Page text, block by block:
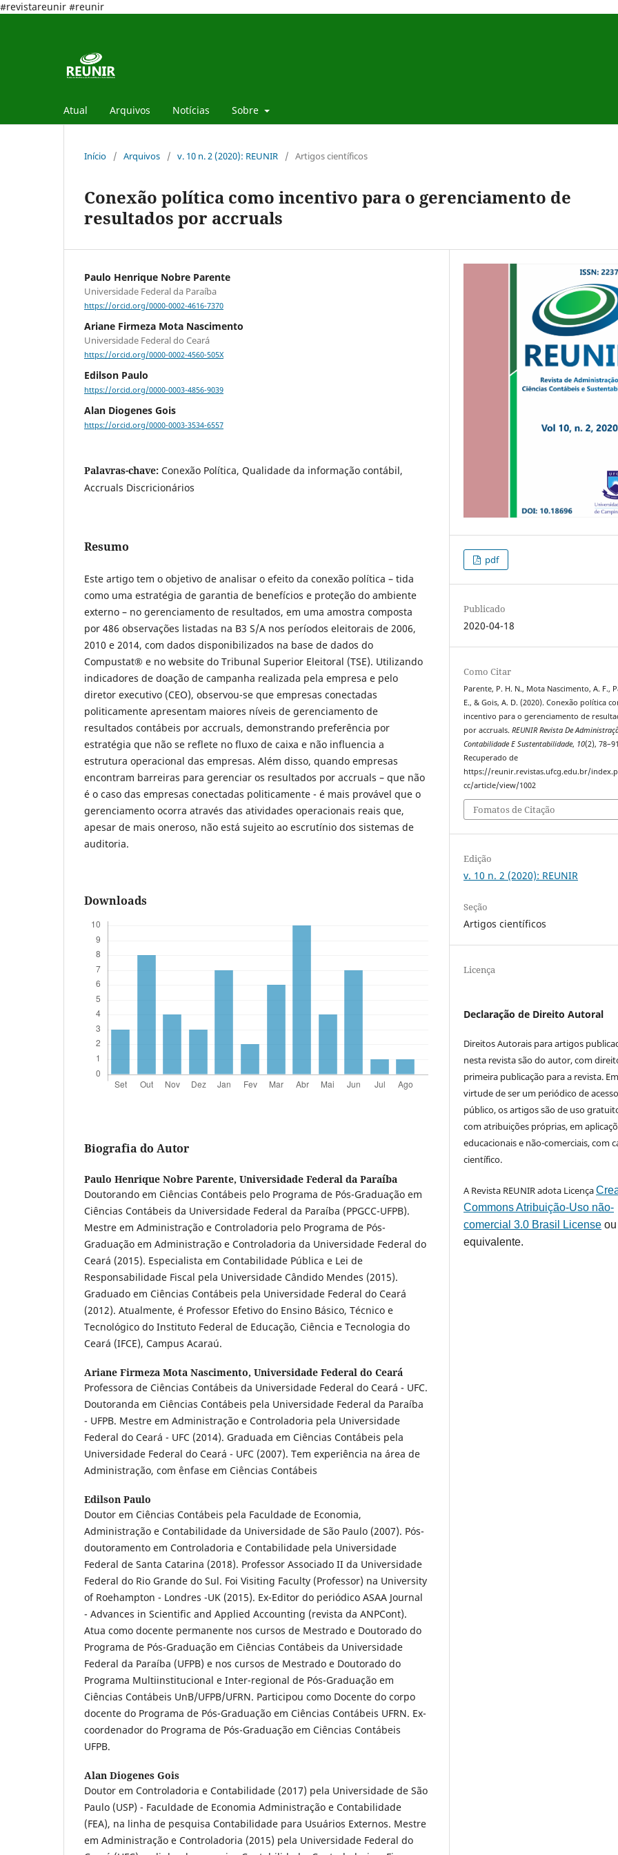
#revistareunir #reunir
Atual Arquivos Notícias Sobre
Início / Arquivos / v. 10 n. 2 (2020): REUNIR / Artigos científicos
Conexão política como incentivo para o gerenciamento de
resultados por accruals
Paulo Henrique Nobre Parente
Universidade Federal da Paraíba
https://orcid.org/0000-0002-4616-7370
Ariane Firmeza Mota Nascimento
Universidade Federal do Ceará
https://orcid.org/0000-0002-4560-505X
Edilson Paulo
https://orcid.org/0000-0003-4856-9039
Alan Diogenes Gois
https://orcid.org/0000-0003-3534-6557
Palavras-chave: Conexão Política, Qualidade da informação contábil,
Accruals Discricionários
Resumo
Este artigo tem o objetivo de analisar o efeito da conexão política – tida
como uma estratégia de garantia de benefícios e proteção do ambiente
externo – no gerenciamento de resultados, em uma amostra composta
por 486 observações listadas na B3 S/A nos períodos eleitorais de 2006,
2010 e 2014, com dados disponibilizados na base de dados do
Compustat® e no website do Tribunal Superior Eleitoral (TSE). Utilizando
indicadores de doação de campanha realizada pela empresa e pelo
diretor executivo (CEO), observou-se que empresas conectadas
politicamente apresentam maiores níveis de gerenciamento de
resultados contábeis por accruals, demonstrando preferência por
estratégia que não se reflete no fluxo de caixa e não influencia a
estrutura operacional das empresas. Além disso, quando empresas
encontram barreiras para gerenciar os resultados por accruals – que não
é o caso das empresas conectadas politicamente - é mais provável que o
gerenciamento ocorra através das atividades operacionais reais que,
apesar de mais oneroso, não está sujeito ao escrutínio dos sistemas de
auditoria.
Downloads
Biografia do Autor
Paulo Henrique Nobre Parente, Universidade Federal da Paraíba
Doutorando em Ciências Contábeis pelo Programa de Pós-Graduação em
Ciências Contábeis da Universidade Federal da Paraíba (PPGCC-UFPB).
Mestre em Administração e Controladoria pelo Programa de Pós-
Graduação em Administração e Controladoria da Universidade Federal do
Ceará (2015). Especialista em Contabilidade Pública e Lei de
Responsabilidade Fiscal pela Universidade Cândido Mendes (2015).
Graduado em Ciências Contábeis pela Universidade Federal do Ceará
(2012). Atualmente, é Professor Efetivo do Ensino Básico, Técnico e
Tecnológico do Instituto Federal de Educação, Ciência e Tecnologia do
Ceará (IFCE), Campus Acaraú.
Ariane Firmeza Mota Nascimento, Universidade Federal do Ceará
Professora de Ciências Contábeis da Universidade Federal do Ceará - UFC.
Doutoranda em Ciências Contábeis pela Universidade Federal da Paraíba
- UFPB. Mestre em Administração e Controladoria pela Universidade
Federal do Ceará - UFC (2014). Graduada em Ciências Contábeis pela
Universidade Federal do Ceará - UFC (2007). Tem experiência na área de
Administração, com ênfase em Ciências Contábeis
Edilson Paulo
Doutor em Ciências Contábeis pela Faculdade de Economia,
Administração e Contabilidade da Universidade de São Paulo (2007). Pós-
doutoramento em Controladoria e Contabilidade pela Universidade
Federal de Santa Catarina (2018). Professor Associado II da Universidade
Federal do Rio Grande do Sul. Foi Visiting Faculty (Professor) na University
of Roehampton - Londres -UK (2015). Ex-Editor do periódico ASAA Journal
- Advances in Scientific and Applied Accounting (revista da ANPCont).
Atua como docente permanente nos cursos de Mestrado e Doutorado do
Programa de Pós-Graduação em Ciências Contábeis da Universidade
Federal da Paraíba (UFPB) e nos cursos de Mestrado e Doutorado do
Programa Multiinstitucional e Inter-regional de Pós-Graduação em
Ciências Contábeis UnB/UFPB/UFRN. Participou como Docente do corpo
docente do Programa de Pós-Graduação em Ciências Contábeis UFRN. Ex-
coordenador do Programa de Pós-Graduação em Ciências Contábeis
UFPB.
Alan Diogenes Gois
Doutor em Controladoria e Contabilidade (2017) pela Universidade de São
Paulo (USP) - Faculdade de Economia Administração e Contabilidade
(FEA), na linha de pesquisa Contabilidade para Usuários Externos. Mestre
em Administração e Controladoria (2015) pela Universidade Federal do
pdf
Publicado
2020-04-18
Como Citar
Parente, P. H. N., Mota Nascimento, A. F.,
E., & Gois, A. D. (2020). Conexão política
incentivo para o gerenciamento de
por accruals.REUNIR Revista De
Contabilidade E Sustentabilidade, 10(2),
Recuperado de
https://reunir.revistas.ufcg.edu.br/
cc/article/view/1002
Fomatos de Citação
Edição
v. 10 n. 2 (2020): REUNIR
Seção
Artigos científicos
Licença
Declaração de Direito Autoral
Direitos Autorais para artigos
nesta revista são do autor, com
primeira publicação para a revista. Em
virtude de ser um periódico de acesso
público, os artigos são de uso
com atribuições próprias, em
educacionais e não-comerciais, com
científico.
A Revista REUNIR adota Licença
Commons Atribuição-Uso não-
comercial 3.0 Brasil License
equivalente.